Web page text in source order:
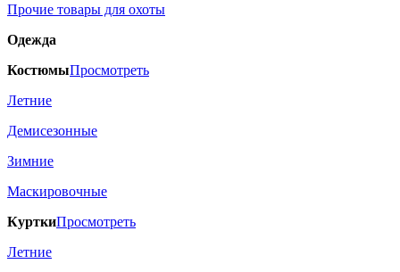
Прочие товары для охоты
Одежда
КостюмыПросмотреть
Летние
Демисезонные
Зимние
Маскировочные
КурткиПросмотреть
Летние